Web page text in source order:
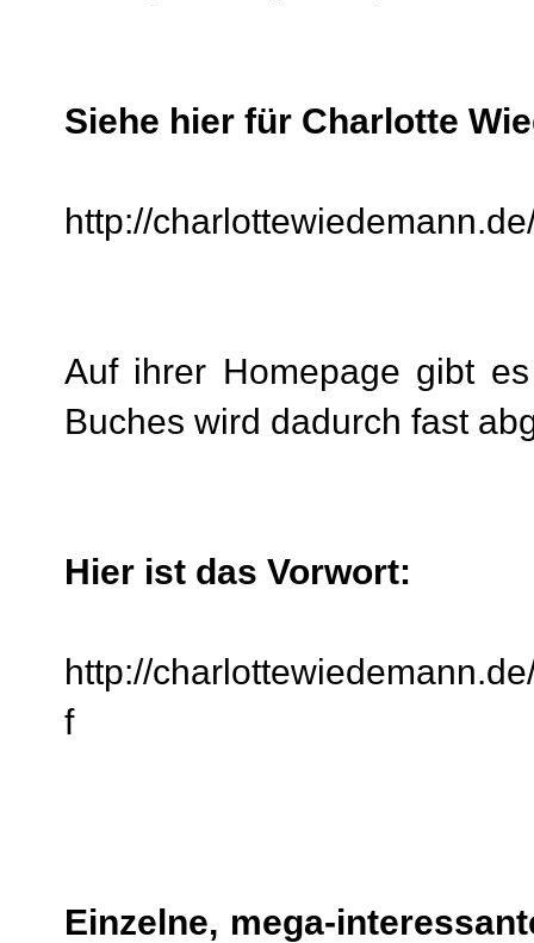
Siehe hier für Charlotte
http://
Auf ihrer Homepage gibt
Buches wird dadurch fast
Hier ist das Vorwort:
http://
f
Einzelne, mega-